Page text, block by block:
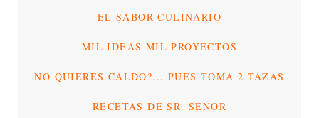
EL SABOR CULINARIO
MIL IDEAS MIL PROYECTOS
NO QUIERES CALDO?... PUES TOMA 2 TAZAS
RECETAS DE SR. SEÑOR